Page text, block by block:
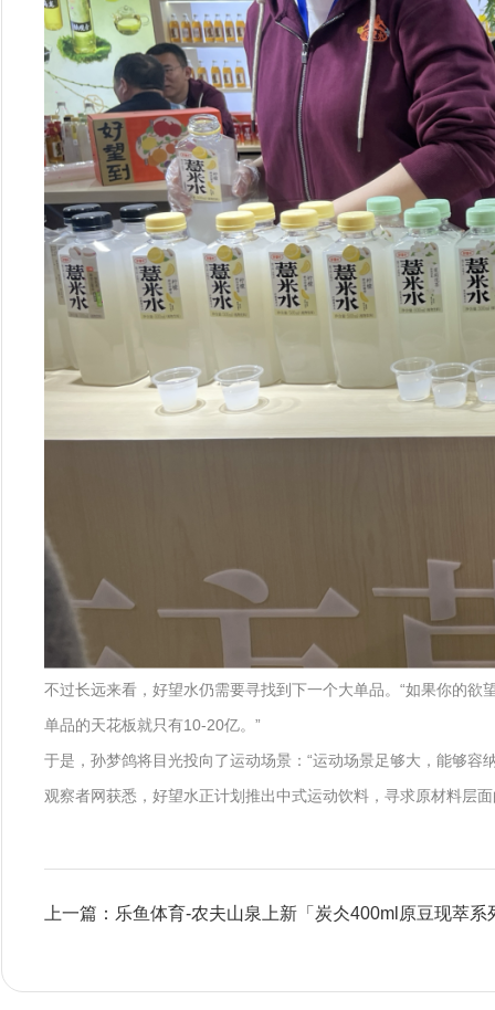
不过长远来看，好望水仍需要寻找到下一个大单品。“如果你的
单品的天花板就只有10-20亿。”
于是，孙梦鸽将目光投向了运动场景：“运动场景足够大，能够
观察者网获悉，好望水正计划推出中式运动饮料，寻求原材料层
上一篇：乐鱼体育-农夫山泉上新「炭仌400ml原豆现萃